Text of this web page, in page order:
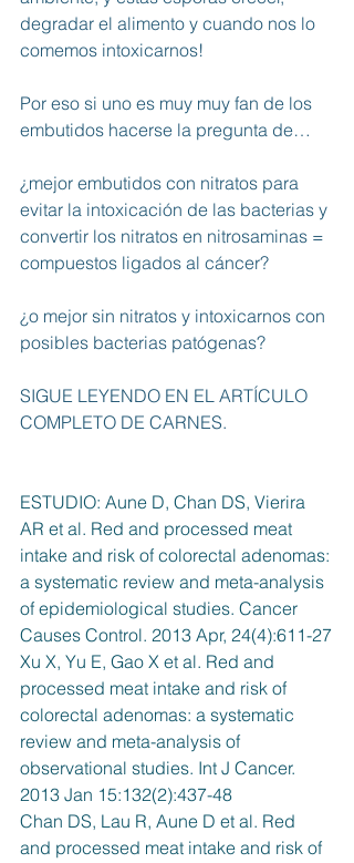
degradar el alimento y cuando nos lo
comemos intoxicarnos!
Por eso si uno es muy muy fan de los
embutidos hacerse la pregunta de…
¿mejor embutidos con nitratos para
evitar la intoxicación de las bacterias y
convertir los nitratos en nitrosaminas =
compuestos ligados al cáncer?
¿o mejor sin nitratos y intoxicarnos con
posibles bacterias patógenas?
SIGUE LEYENDO EN EL ARTÍCULO
COMPLETO DE CARNES.
ESTUDIO: Aune D, Chan DS, Vierira
AR et al. Red and processed meat
intake and risk of colorectal adenomas:
a systematic review and meta-analysis
of epidemiological studies. Cancer
Causes Control. 2013 Apr, 24(4):611-27
Xu X, Yu E, Gao X et al. Red and
processed meat intake and risk of
colorectal adenomas: a systematic
review and meta-analysis of
observational studies. Int J Cancer.
2013 Jan 15:132(2):437-48
Chan DS, Lau R, Aune D et al. Red
and processed meat intake and risk of